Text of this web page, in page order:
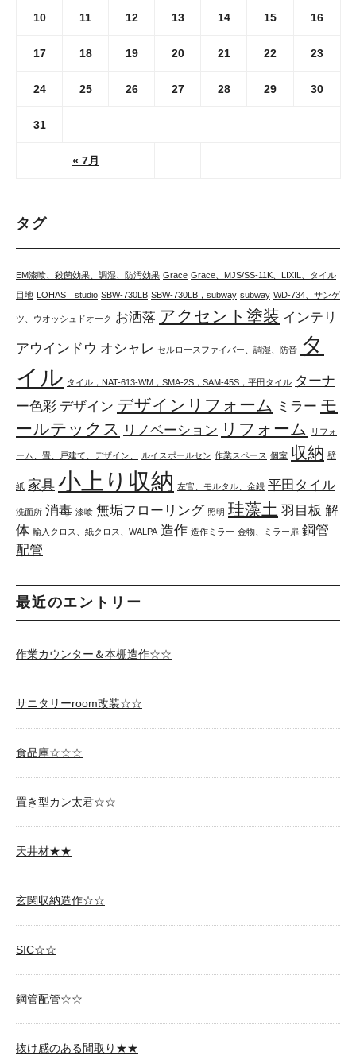
« 7月
10 11 12 13 14 15 16
17 18 19 20 21 22 23
24 25 26 27 28 29 30
31
タグ
EM漆喰、殺菌効果、調湿、防汚効果 Grace Grace、MJS/SS-11K、LIXIL、タイル
目地 LOHAS studio SBW-730LB SBW-730LB，subway subway WD-734、サンゲ
ツ、ウオッシュドオーク お洒落 アクセント塗装 インテリ
アウインドウ オシャレ セルロースファイバー、調湿、防音 タ
イル タイル，NAT-613-WM，SMA-2S，SAM-45S，平田タイル ターナ
ー色彩 デザイン デザインリフォーム ミラー モ
ールテックス
リノベーション リフォーム リフォ
ーム、畳、戸建て、デザイン、 ルイスポールセン 作業スペース 個室 収納 壁
紙 家具 小上り収納 左官、モルタル、金鏝 平田タイル
洗面所 消毒 漆喰 無垢フローリング 照明 珪藻土 羽目板 解
体 輸入クロス、紙クロス、WALPA 造作 造作ミラー 金物、ミラー扉 鋼管
配管
最近のエントリー
作業カウンター＆本棚造作☆☆
サニタリーroom改装☆☆
食品庫☆☆☆
置き型カン太君☆☆
天井材★★
玄関収納造作☆☆
SIC☆☆
鋼管配管☆☆
抜け感のある間取り★★